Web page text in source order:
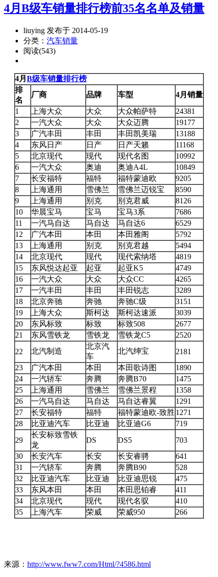
4月B级车销量排行榜前35名名单及销量
liuying 发布于 2014-05-19
分类： 汽车销量
阅读(543)
4月 B级车销量排行榜
排
名
厂商 品牌 车型
4月销量
1
上海大众 大众 大众帕萨特
24381
2
一汽大众 大众 大众迈腾
19177
3
广汽丰田 丰田 丰田凯美瑞
13188
4
东风日产 日产 日产天籁
11168
5
北京现代 现代 现代名图
10992
6
一汽大众 奥迪 奥迪A4L
10849
7
长安福特 福特 福特蒙迪欧
9205
8
上海通用 雪佛兰 雪佛兰迈锐宝
8590
9
上海通用 别克 别克君威
8126
10
华晨宝马 宝马 宝马3系
7686
11
一汽马自达 马自达 马自达6
6529
12
广汽本田 本田 本田雅阁
5792
13
上海通用 别克 别克君越
5494
14
北京现代 现代 现代索纳塔
4819
15
东风悦达起亚 起亚 起亚K5
4749
16
一汽大众 大众 大众CC
4265
17
一汽丰田 丰田 丰田锐志
3289
18
北京奔驰 奔驰 奔驰C级
3151
19
上海大众 斯柯达 斯柯达速派
3039
20
东风标致 标致 标致508
2677
21
东风雪铁龙 雪铁龙 雪铁龙C5
2520
22
北汽制造
北京汽
车
北汽绅宝
2181
23
广汽本田 本田 本田歌诗图
1890
24
一汽轿车 奔腾 奔腾B70
1475
25
上海通用 雪佛兰 雪佛兰景程
1358
26
一汽马自达 马自达 马自达睿翼
1291
27
长安福特 福特 福特蒙迪欧-致胜1271
28
比亚迪汽车 比亚迪 比亚迪G6
719
29
长安标致雪铁
龙
DS DS5
703
30
长安汽车 长安 长安睿骋
641
31
一汽轿车 奔腾 奔腾B90
528
32
比亚迪汽车 比亚迪 比亚迪思锐
475
33
东风本田 本田 本田思铂睿
411
34
北京现代 现代 现代名驭
410
35
上海汽车 荣威 荣威950 266
来源： http://www.fww7.com/Html/?4586.html